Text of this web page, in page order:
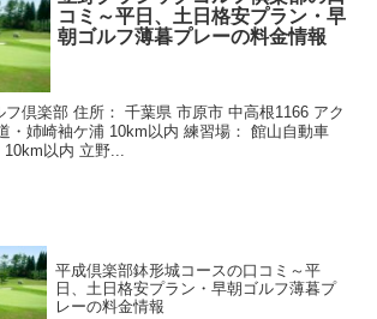
コミ～平日、土日格安プラン・早
朝ゴルフ薄暮プレーの料金情報
フ倶楽部 住所： 千葉県 市原市 中高根1166 アク
・姉崎袖ケ浦 10km以内 練習場： 館山自動車
以内 立野...
平成倶楽部鉢形城コースの口コミ～平
日、土日格安プラン・早朝ゴルフ薄暮プ
レーの料金情報